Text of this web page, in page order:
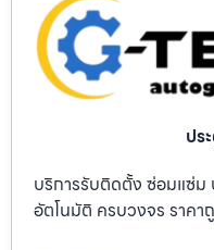
ปร
บริการรับติดตั้ง ซ่อมแซ่ม
อัตโนมัติ ครบวงจร ราคา